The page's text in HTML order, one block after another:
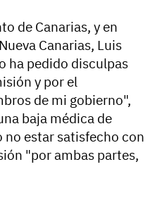
de Canarias, y en
Canarias, Luis
ha pedido disculpas
y por el
de mi gobierno",
baja médica de
no estar satisfecho con
"por ambas partes,